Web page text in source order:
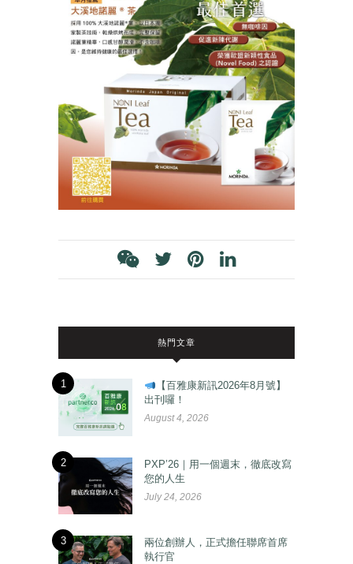
熱門文章
1
【百雅康新訊2026年8月號】
出刊囉！
August 4, 2026
2
PXP’26｜用一個週末，徹底改寫
您的人生
July 24, 2026
3
兩位創辦人，正式擔任聯席首席
執行官